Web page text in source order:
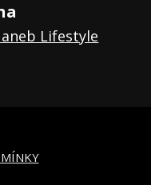
Lifestyle